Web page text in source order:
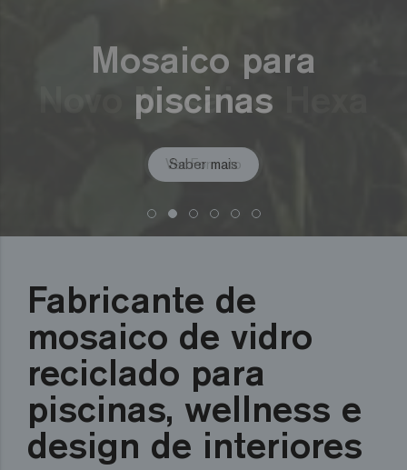
Saber mais
Novo Mosaico Hexa
Ver Formato
Saber mais
Ver mais
Saber mais
Saber mais
Fabricante de
mosaico de vidro
reciclado para
piscinas, wellness e
design de interiores